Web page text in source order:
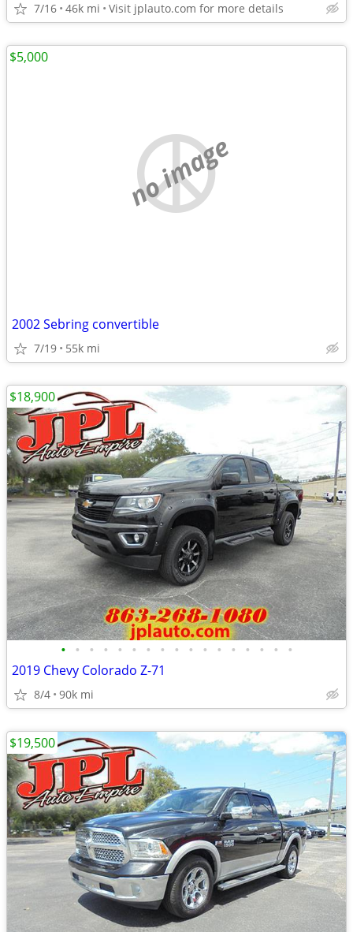
7/16 46k mi Visit jplauto.com for more details
no image
2002 Sebring convertible
7/19 55k mi
$5,000
• • • • • • • • • • • • • • • • •
2019 Chevy Colorado Z-71
8/4 90k mi
$18,900
$19,500